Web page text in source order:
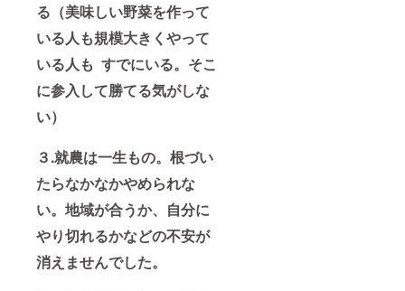
る（美味しい野菜を作って
いる人も規模大きくやって
いる人も すでにいる。そこ
に参入して勝てる気がしな
い）
３.就農は一生もの。根づい
たらなかなかやめられな
い。 地域が合うか、自分に
やり切れるかなどの不安が
消えませんでした。